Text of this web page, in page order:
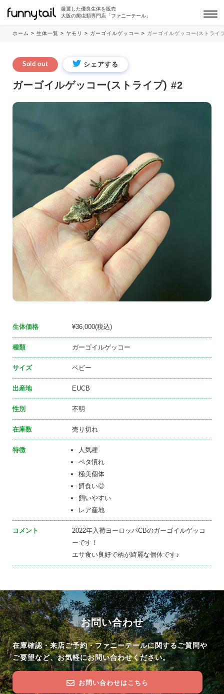
厳選した優良生体を販売
大阪の爬虫類専門店「ファニーテール」
ホーム > 生体一覧 > ヤモリ > ガーゴイルゲッコー > ガーゴイルゲッコー(ストライ
Sold out シェアする
ガーゴイルゲッコー(ストライプ) #2
生体価格 ¥36,000(税込)
種類 ガーゴイルゲッコー
サイズ ベビー
出産地 EUCB
性別 不明
在庫数 売り切れ
特徴
人気種
ベタ慣れ
極美個体
餌食い◎
飼いやすい
レア産地
コメント
2022年入荷ヨーロッパCBのガーゴイルゲッコ
ーです！
エサ食い良好で柄が綺麗な個体です♪
お問い合わせ
在庫確認・来店ご予約・ファニーテールに関するご質問や
ご要望など、お気軽にお問い合わせください。
お問い合わせはこちら